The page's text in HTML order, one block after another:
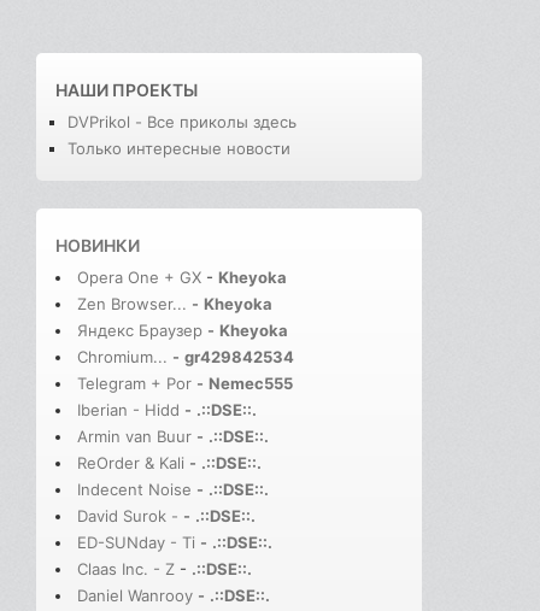
НАШИ ПРОЕКТЫ
DVPrikol - Все приколы здесь
Только интересные новости
НОВИНКИ
Opera One + GX - Kheyoka
Zen Browser... - Kheyoka
Яндекс Браузер - Kheyoka
Chromium... - gr429842534
Telegram + Por - Nemec555
Iberian - Hidd - .::DSE::.
Armin van Buur - .::DSE::.
ReOrder & Kali - .::DSE::.
Indecent Noise - .::DSE::.
David Surok - - .::DSE::.
ED-SUNday - Ti - .::DSE::.
Claas Inc. - Z - .::DSE::.
Daniel Wanrooy - .::DSE::.